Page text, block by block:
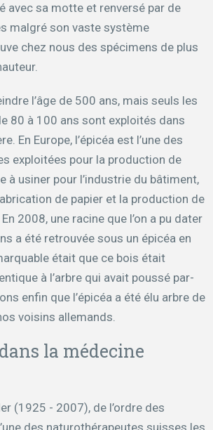
avec sa motte et renversé par de
malgré son vaste système
chez nous des spécimens de plus
l’âge de 500 ans, mais seuls les
80 à 100 ans sont exploités dans
En Europe, l’épicéa est l’une des
exploitées pour la production de
à usiner pour l’industrie du bâtiment,
de papier et la production de
2008, une racine que l’on a pu dater
a été retrouvée sous un épicéa en
était que ce bois était
à l’arbre qui avait poussé par-
enfin que l’épicéa a été élu arbre de
voisins allemands.
la médecine
(1925 - 2007), de l’ordre des